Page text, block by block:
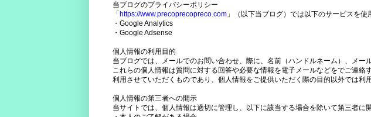
当ブログのプライバシーポリシー
「 https://www.precoprecopreco.com 」（以下当ブログ）では以下のサービスを使
・Google Analytics
・Google Adsense
個人情報の利用目的
当ブログでは、メールでのお問い合わせ、際に、名前（ハンドルネーム）、メー
これらの個人情報は質問に対する回答や必要な情報を電子メールなどをでご連絡
利用させていただくものであり、個人情報をご提供いただく際の目的以外では利
個人情報の第三者への開示
当サイトでは、個人情報は適切に管理し、以下に該当する場合を除いて第三者に